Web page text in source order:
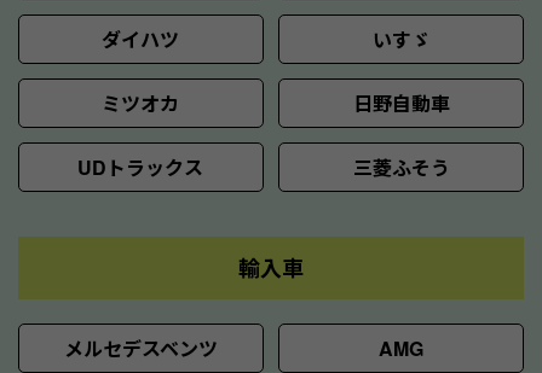
ダイハツ いすゞ
ミツオカ 日野自動車
UDトラックス 三菱ふそう
輸入車
メルセデスベンツ AMG